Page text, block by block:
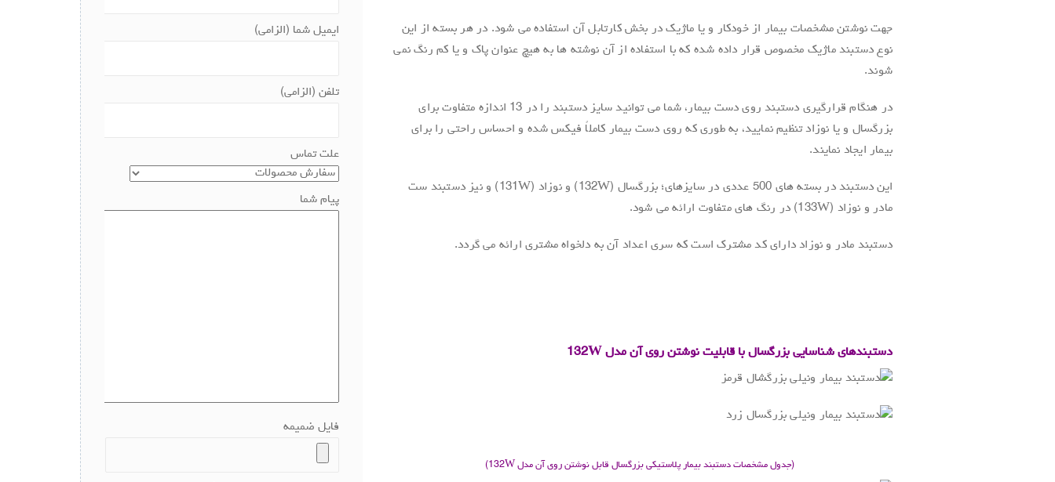
جهت نوشتن مشخصات بیمار از خودکار و یا ماژیک در بخش کارتابل آن استفاده می شود. در هر بسته از این
نوع دستبند ماژیک مخصوص قرار داده شده که با استفاده از آن نوشته ها به هیچ عنوان پاک و یا کم رنگ نمی
شوند.
در هنگام قرارگیری دستبند روی دست بیمار، شما می توانید سایز دستبند را در 13 اندازه متفاوت برای
بزرگسال و یا نوزاد تنظیم نمایید، به طوری که روی دست بیمار کاملاً فیکس شده و احساس راحتی را برای
بیمار ایجاد نمایند.
این دستبند در بسته های 500 عددی در سایزهای؛ بزرگسال (132W) و نوزاد (131W) و نیز دستبند ست
مادر و نوزاد (133W) در رنگ های متفاوت ارائه می شود.
دستبند مادر و نوزاد دارای کد مشترک است که سری اعداد آن به دلخواه مشتری ارائه می گردد.
دستبندهای شناسایی بزرگسال با قابلیت نوشتن روی آن مدل 132W
(جدول مشخصات دستبند بیمار پلاستیکی بزرگسال قابل نوشتن روی آن مدل 132W)
ایمیل شما (الزامی)
تلفن (الزامی)
علت تماس
پیام شما
فایل ضمیمه